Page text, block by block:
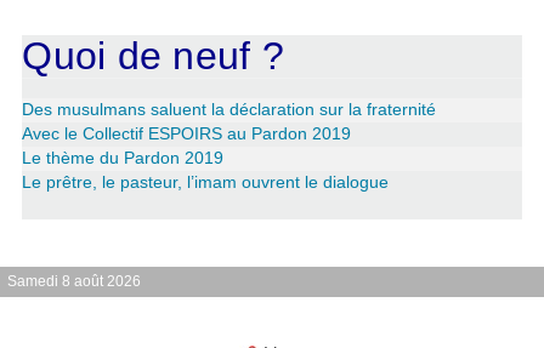
Quoi de neuf ?
Des musulmans saluent la déclaration sur la fraternité
Avec le Collectif ESPOIRS au Pardon 2019
Le thème du Pardon 2019
Le prêtre, le pasteur, l’imam ouvrent le dialogue
Samedi 8 août 2026